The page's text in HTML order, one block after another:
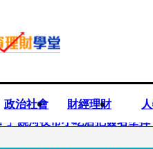
政治社會 財經理財
」饒河夜市小吃店把簽名塗